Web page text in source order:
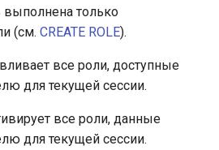
только
(см. CREATE ROLE).
все роли, доступные
для текущей сессии.
все роли, данные
для текущей сессии.